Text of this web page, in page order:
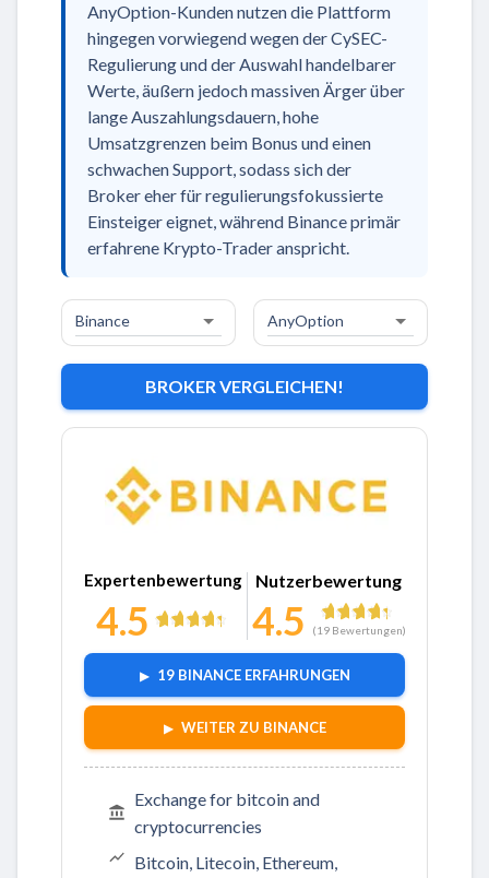
AnyOption-Kunden nutzen die Plattform
hingegen vorwiegend wegen der CySEC-
Regulierung und der Auswahl handelbarer
Werte, äußern jedoch massiven Ärger über
lange Auszahlungsdauern, hohe
Umsatzgrenzen beim Bonus und einen
schwachen Support, sodass sich der
Broker eher für regulierungsfokussierte
Einsteiger eignet, während Binance primär
erfahrene Krypto-Trader anspricht.
BROKER VERGLEICHEN!
Expertenbewertung
4.5
Nutzerbewertung
4.5 (19Bewertungen)
19 BINANCE ERFAHRUNGEN
WEITER ZU BINANCE
Exchange for bitcoin and
cryptocurrencies
Bitcoin, Litecoin, Ethereum,